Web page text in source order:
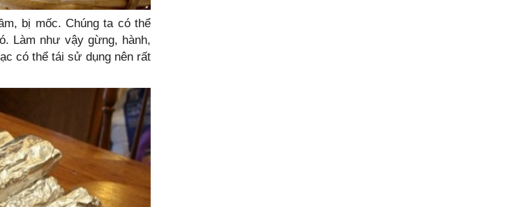
bị mốc. Chúng ta có thể
Làm như vậy gừng, hành,
có thể tái sử dụng nên rất